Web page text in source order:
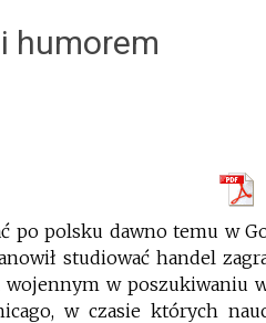
humorem
po polsku dawno temu w
studiować handel
wojennym w poszukiwaniu
w czasie których